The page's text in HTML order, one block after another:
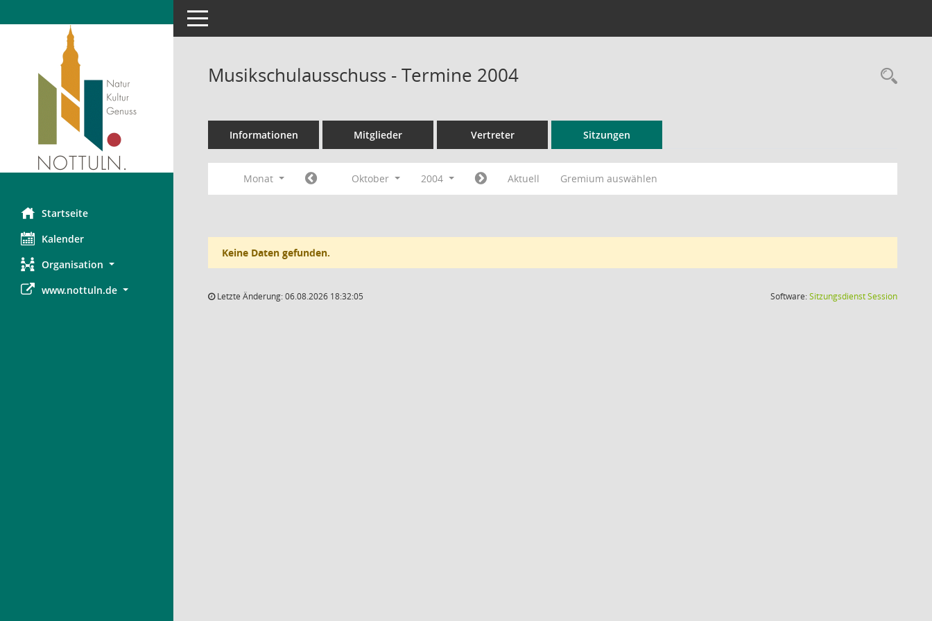
Startseite
Kalender
Organisation
www.nottuln.de
Toggle navigation
Musikschulausschuss - Termine 2004
Informationen Mitglieder Vertreter Sitzungen
Monat Oktober 2004 Aktuell Gremium auswählen
Keine Daten gefunden.
Letzte Änderung: 06.08.2026 18:32:05 Software:SitzungsdienstSession(Wird in